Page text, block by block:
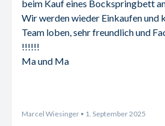
beim Kauf eines Bockspringbett
Wir werden wieder Einkaufen und
Team loben, sehr freundlich und
!!!!!!
Ma und Ma
Marcel Wiesinger • 1. September 2025